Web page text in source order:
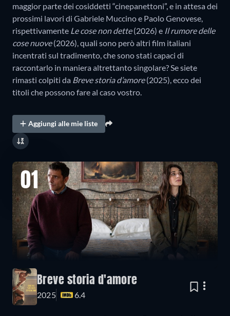
maggior parte dei cosiddetti “cinepanettoni”, e in attesa dei
prossimi lavori di Gabriele Muccino e Paolo Genovese,
rispettivamente Le cose non dette(2026) e Il rumore delle
cose nuove(2026), quali sono però altri film italiani
incentrati sul tradimento, che sono stati capaci di
raccontarlo in maniera altrettanto singolare? Se siete
rimasti colpiti da Breve storia d’amore(2025), ecco dei
titoli che possono fare al caso vostro.
Aggiungi alle mie liste
01
Breve storia d'amore
2025 6.4